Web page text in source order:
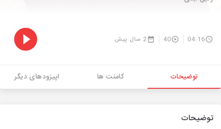
04:16
40 2 سال پیش
توضیحات کامنت ها اپیزودهای دیگر
توضیحات